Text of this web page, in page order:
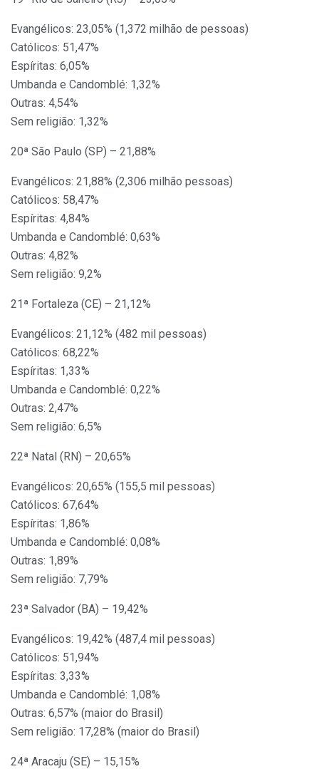
Evangélicos: 23,05% (1,372 milhão de pessoas)
Católicos: 51,47%
Espíritas: 6,05%
Umbanda e Candomblé: 1,32%
Outras: 4,54%
Sem religião: 1,32%
20ª São Paulo (SP) – 21,88%
Evangélicos: 21,88% (2,306 milhão pessoas)
Católicos: 58,47%
Espíritas: 4,84%
Umbanda e Candomblé: 0,63%
Outras: 4,82%
Sem religião: 9,2%
21ª Fortaleza (CE) – 21,12%
Evangélicos: 21,12% (482 mil pessoas)
Católicos: 68,22%
Espíritas: 1,33%
Umbanda e Candomblé: 0,22%
Outras: 2,47%
Sem religião: 6,5%
22ª Natal (RN) – 20,65%
Evangélicos: 20,65% (155,5 mil pessoas)
Católicos: 67,64%
Espíritas: 1,86%
Umbanda e Candomblé: 0,08%
Outras: 1,89%
Sem religião: 7,79%
23ª Salvador (BA) – 19,42%
Evangélicos: 19,42% (487,4 mil pessoas)
Católicos: 51,94%
Espíritas: 3,33%
Umbanda e Candomblé: 1,08%
Outras: 6,57% (maior do Brasil)
Sem religião: 17,28% (maior do Brasil)
24ª Aracaju (SE) – 15,15%